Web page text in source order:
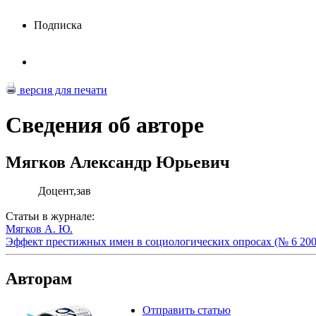
Подписка
версия для печати
Сведения об авторе
Мягков Александр Юрьевич
Доцент,зав
Статьи в журнале:
Мягков А. Ю.
Эффект престижных имен в социологических опросах (№ 6
Авторам
Отправить статью